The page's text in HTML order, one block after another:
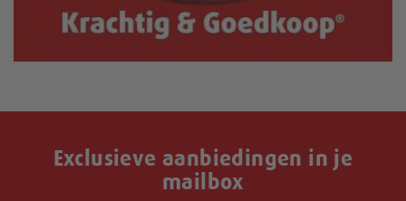
Exclusieve aanbiedingen in je
mailbox